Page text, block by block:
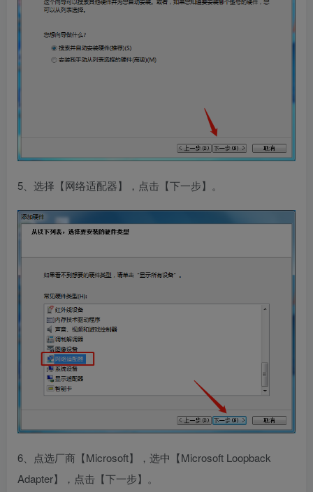
5、选择【网络适配器】，点击【下一步】。
6、点选厂商【Microsoft】，选中【Microsoft Loopback
Adapter】，点击【下一步】。